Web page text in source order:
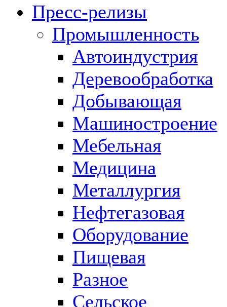
Пресс-релизы
Промышленность
Автоиндустрия
Деревообработка
Добывающая
Машиностроение
Мебельная
Медицина
Металлургия
Нефтегазовая
Оборудование
Пищевая
Разное
Сельское